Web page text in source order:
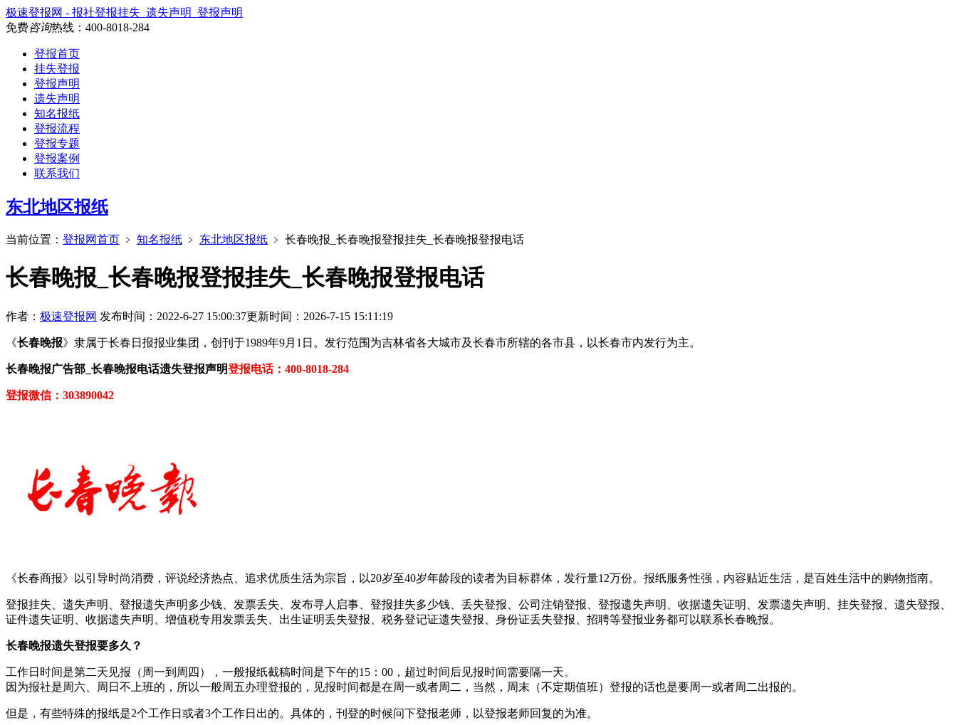
极速登报网 - 报社登报挂失_遗失声明_登报声明
免费咨询热线： 400-8018-284
登报首页
挂失登报
登报声明
遗失声明
知名报纸
登报流程
登报专题
登报案例
联系我们
东北地区报纸
当前位置： 登报网首页 ﹥ 知名报纸 ﹥ 东北地区报纸 ﹥ 长春晚报_长春晚报登报挂失_长春晚报登报电话
长春晚报_长春晚报登报挂失_长春晚报登报电话
作者： 极速登报网 发布时间：2022-6-27 15:00:37更新时间：2026-7-15 15:11:19
《长春晚报》隶属于长春日报报业集团，创刊于1989年9月1日。发行范围为吉林省各大城市及长春市所辖的各市县，以长春市内发行为主。
长春晚报广告部_长春晚报电话遗失登报声明登报电话：400-8018-284
登报微信：303890042
《长春商报》以引导时尚消费，评说经济热点、追求优质生活为宗旨，以20岁至40岁年龄段的读者为目标群体，发行量12万份。报纸服务性强，内容贴近生活，是百姓生活中的购物指南。
登报挂失、遗失声明、登报遗失声明多少钱、发票丢失、发布寻人启事、登报挂失多少钱、丢失登报、公司注销登报、登报遗失声明、收据遗失证明、发票遗失声明、挂失登报、遗失登报、
证件遗失证明、收据遗失声明、增值税专用发票丢失、出生证明丢失登报、税务登记证遗失登报、身份证丢失登报、招聘等登报业务都可以联系长春晚报。
长春晚报遗失登报要多久？
工作日时间是第二天见报（周一到周四），一般报纸截稿时间是下午的15：00，超过时间后见报时间需要隔一天。
因为报社是周六、周日不上班的，所以一般周五办理登报的，见报时间都是在周一或者周二，当然，周末（不定期值班）登报的话也是要周一或者周二出报的。
但是，有些特殊的报纸是2个工作日或者3个工作日出的。具体的，刊登的时候问下登报老师，以登报老师回复的为准。